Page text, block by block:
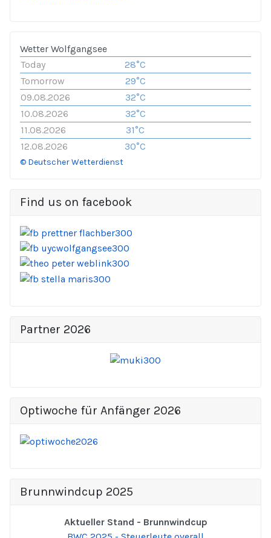
Wetter Wolfgangsee
Today
28°C
Tomorrow
29°C
09.08.2026
32°C
10.08.2026
32°C
11.08.2026
31°C
12.08.2026
30°C
© Deutscher Wetterdienst
Find us on facebook
Partner 2026
Optiwoche für Anfänger 2026
Brunnwindcup 2025
Aktueller Stand - Brunnwindcup